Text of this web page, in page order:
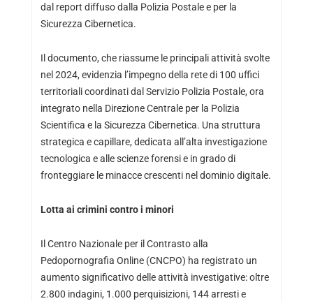
dal report diffuso dalla Polizia Postale e per la
Sicurezza Cibernetica.
Il documento, che riassume le principali attività svolte
nel 2024, evidenzia l’impegno della rete di 100 uffici
territoriali coordinati dal Servizio Polizia Postale, ora
integrato nella Direzione Centrale per la Polizia
Scientifica e la Sicurezza Cibernetica. Una struttura
strategica e capillare, dedicata all’alta investigazione
tecnologica e alle scienze forensi e in grado di
fronteggiare le minacce crescenti nel dominio digitale.
Lotta ai crimini contro i minori
Il Centro Nazionale per il Contrasto alla
Pedopornografia Online (CNCPO) ha registrato un
aumento significativo delle attività investigative: oltre
2.800 indagini, 1.000 perquisizioni, 144 arresti e